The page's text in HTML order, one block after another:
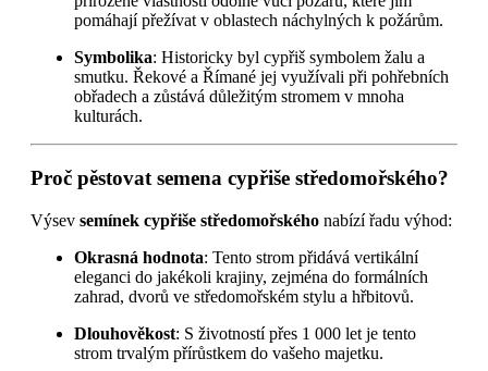
pomáhají přežívat v oblastech náchylných k požárům.
Symbolika: Historicky byl cypřiš symbolem žalu a
smutku. Řekové a Římané jej využívali při pohřebních
obřadech a zůstává důležitým stromem v mnoha
kulturách.
Proč pěstovat semena cypřiše středomořského?
Výsev semínek cypřiše středomořského nabízí řadu výhod:
Okrasná hodnota: Tento strom přidává vertikální
eleganci do jakékoli krajiny, zejména do formálních
zahrad, dvorů ve středomořském stylu a hřbitovů.
Dlouhověkost: S životností přes 1 000 let je tento
strom trvalým přírůstkem do vašeho majetku.